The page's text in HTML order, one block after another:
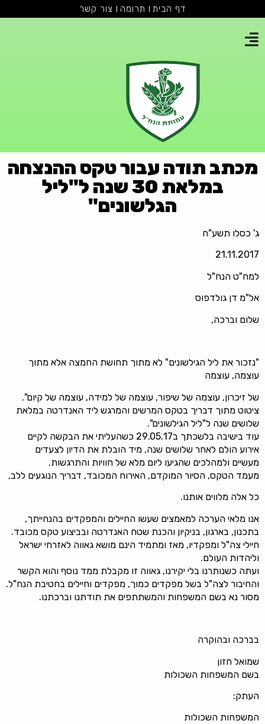
דף הבית תרומה צור קשר
מכתב תודה עבור טקס ההנצחה
במלאת 30 שנה ל"ליל
הגלשונים"
ג' כסלו תשע"ח
21.11.2017
למח"ט הנח"ל
אל"מ דן גולדפוס
שלום וברכה,
"נזכור את ליל הגילשונים" לא מתוך תחושת החמצה אלא מתוך
עוצמה, עוצמה
של זיכרון, עוצמה של שיפור, עוצמה של למידה, עוצמה של קיום".
ציטוט מתוך דבריך בטקס המרשים והמרגש ליד האנדרטה במלאת
שלושים שנה ל"ליל הגילשונים".
עוד בישיבה בלשכתך ב29.05.17 כשהעליתי את הבקשה לקיים
אירוע הולם לאחר שלושים שנה, מיד הובלת את הדיון לצעדים
מעשיים ולמהלכים שהגיעו ליום מלא של חוויות והתרגשות.
מעמד הטקס, הסיור המוקדם, האירוח המכובד, דבריך הנוגעים ללב,
כל אלה מלווים אותנו.
אנו מלאי הערכה למאמצים שעשו החיילים והמפקדים בהנחייתך,
בתכנון, בארגון, בניקיון והכנת שטח האנדרטה ובביצוע טקס מכובד.
חיילי צה"ל ומפקדיו, מאז ומתמיד הינם מושא גאווה לאזרחי ישראל
וליהדות העולם.
ועתה כשנותרנו בלי יקירנו, גאווה זו מקבלת ממד נוסף והוא הקשר
והחיבור לצה"ל בשל מפקדים כמוך, מפקדים וחיילים בחטיבת הנח"ל.
מסור נא בשם המשפחות והמשתתפים את תודתנו וברכתנו.
בברכה ובהוקרה
שמואל חזון
בשם המשפחות השכולות
העתק:
המשפחות השכולות